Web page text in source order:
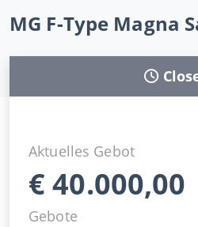
MG F-Type Magna
Aktuelles Gebot
€40.000,00
Gebote